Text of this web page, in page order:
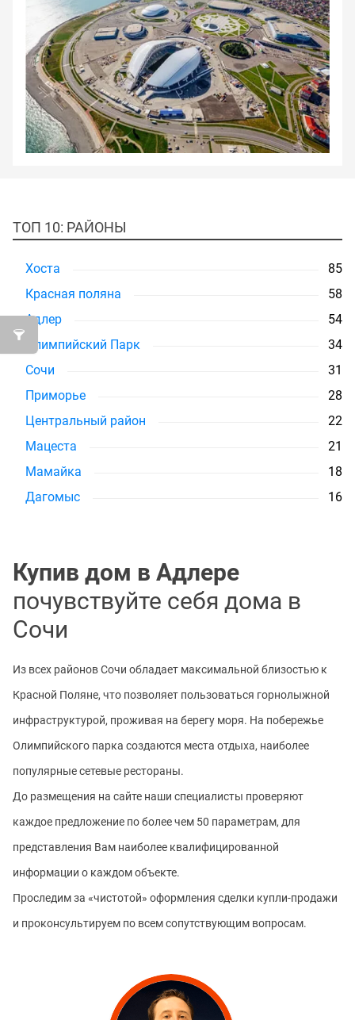
ТОП 10: РАЙОНЫ
Хоста
85
Красная поляна
58
Адлер
54
Олимпийский Парк
34
Сочи
31
Приморье
28
Центральный район
22
Мацеста
21
Мамайка
18
Дагомыс
16
Купив дом в Адлере
почувствуйте себя дома в
Сочи
Из всех районов Сочи обладает максимальной близостью к
Красной Поляне, что позволяет пользоваться горнолыжной
инфраструктурой, проживая на берегу моря. На побережье
Олимпийского парка создаются места отдыха, наиболее
популярные сетевые рестораны.
До размещения на сайте наши специалисты проверяют
каждое предложение по более чем 50 параметрам, для
представления Вам наиболее квалифицированной
информации о каждом объекте.
Проследим за «чистотой» оформления сделки купли-продажи
и проконсультируем по всем сопутствующим вопросам.